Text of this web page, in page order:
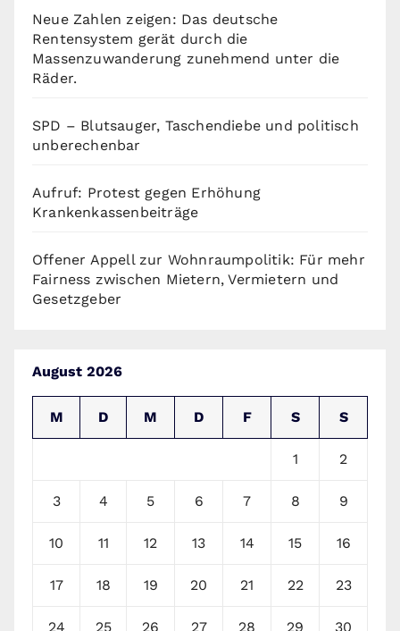
Neue Zahlen zeigen: Das deutsche
Rentensystem gerät durch die
Massenzuwanderung zunehmend unter die
Räder.
SPD – Blutsauger, Taschendiebe und politisch
unberechenbar
Aufruf: Protest gegen Erhöhung
Krankenkassenbeiträge
Offener Appell zur Wohnraumpolitik: Für mehr
Fairness zwischen Mietern, Vermietern und
Gesetzgeber
August 2026
M D M D F S S
1 2
3 4 5 6 7 8 9
10 11 12 13 14 15 16
17 18 19 20 21 22 23
24 25 26 27 28 29 30